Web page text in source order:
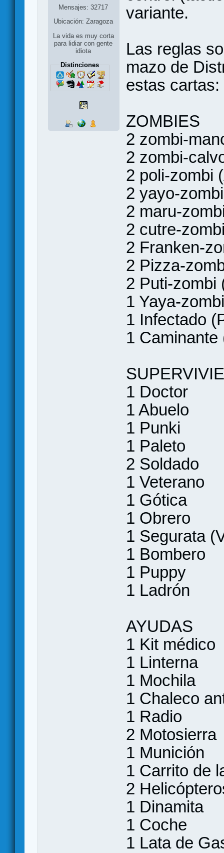
Mensajes: 32717
Ubicación: Zaragoza
La vida es muy corta
para lidiar con gente
idiota
Distinciones
variante.
Las reglas
mazo de
estas cartas:
ZOMBIES
2 zombi-
2 zombi-
2 poli-zombi
2 yayo-
2 maru-
2 cutre-
2 Franken-
2 Pizza-
2 Puti-zombi
1 Yaya-
1 Infectado
1
1 Doctor
1 Abuelo
1 Punki
1 Paleto
2 Soldado
1 Veterano
1 Gótica
1 Obrero
1 Segurata
1 Bombero
1 Puppy
1 Ladrón
AYUDAS
1 Kit médico
1 Linterna
1 Mochila
1 Chaleco
1 Radio
2 Motosierra
1 Munición
1 Carrito de
2
1 Dinamita
1 Coche
1 Lata de